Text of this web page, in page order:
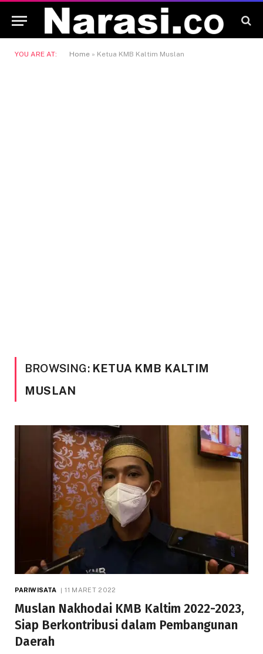
YOU ARE AT: Home » Ketua KMB Kaltim Muslan
BROWSING: KETUA KMB KALTIM
MUSLAN
PARIWISATA 11 MARET 2022
Muslan Nakhodai KMB Kaltim 2022-2023,
Siap Berkontribusi dalam Pembangunan
Daerah